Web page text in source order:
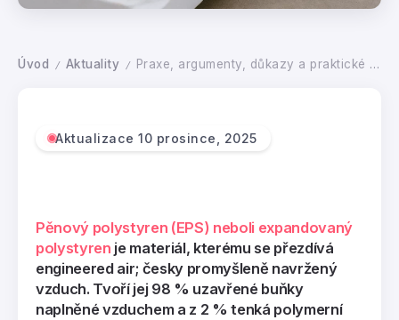
Úvod / Aktuality / Praxe, argumenty, důkazy a praktické výhody obalů z pěnového polystyrenu (EPS)
Aktualizace 10 prosince, 2025
Pěnový polystyren (EPS) neboli expandovaný
polystyren je materiál, kterému se přezdívá
engineered air; česky promyšleně navržený
vzduch. Tvoří jej 98 % uzavřené buňky
naplněné vzduchem a z 2 % tenká polymerní